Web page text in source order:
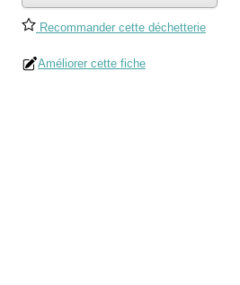
Recommander cette déchetterie
Améliorer cette fiche